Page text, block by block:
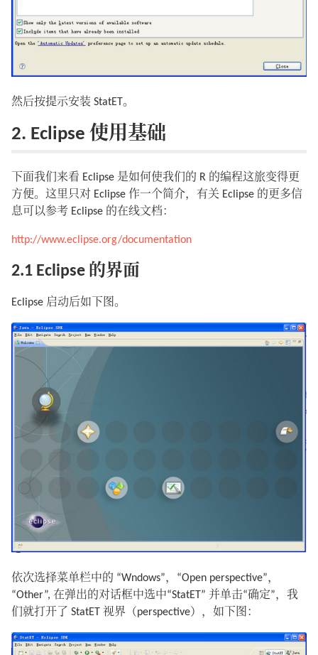
然后按提示安装 StatET。
2. Eclipse 使用基础
下面我们来看 Eclipse 是如何使我们的 R 的编程这旅变得更
方便。这里只对 Eclipse 作一个简介，有关 Eclipse 的更多信
息可以参考 Eclipse 的在线文档：
http://www.eclipse.org/documentation
2.1 Eclipse 的界面
Eclipse 启动后如下图。
依次选择菜单栏中的 “Wndows”，“Open perspective”，
“Other”, 在弹出的对话框中选中“StatET” 并单击“确定”，我
们就打开了 StatET 视界（perspective），如下图：